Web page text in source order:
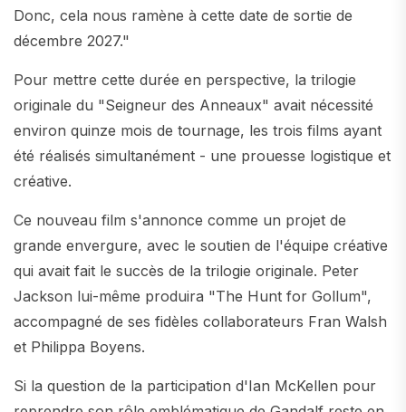
Donc, cela nous ramène à cette date de sortie de
décembre 2027."
Pour mettre cette durée en perspective, la trilogie
originale du "Seigneur des Anneaux" avait nécessité
environ quinze mois de tournage, les trois films ayant
été réalisés simultanément - une prouesse logistique et
créative.
Ce nouveau film s'annonce comme un projet de
grande envergure, avec le soutien de l'équipe créative
qui avait fait le succès de la trilogie originale. Peter
Jackson lui-même produira "The Hunt for Gollum",
accompagné de ses fidèles collaborateurs Fran Walsh
et Philippa Boyens.
Si la question de la participation d'Ian McKellen pour